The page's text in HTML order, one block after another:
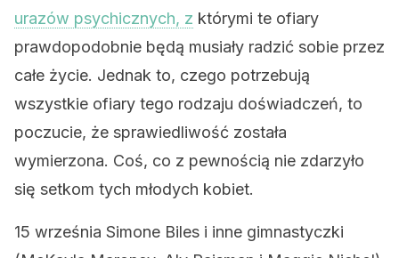
urazów psychicznych, z którymi te ofiary
prawdopodobnie będą musiały radzić sobie przez
całe życie. Jednak to, czego potrzebują
wszystkie ofiary tego rodzaju doświadczeń, to
poczucie, że sprawiedliwość została
wymierzona. Coś, co z pewnością nie zdarzyło
się setkom tych młodych kobiet.
15 września Simone Biles i inne gimnastyczki